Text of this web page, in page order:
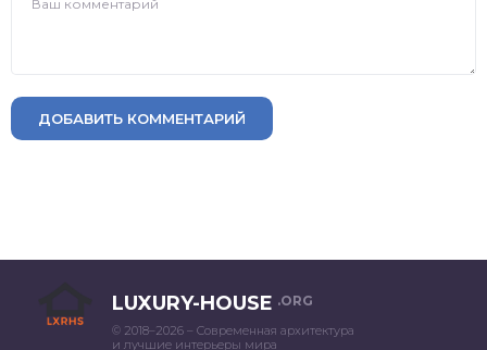
ДОБАВИТЬ КОММЕНТАРИЙ
LUXURY-HOUSE .ORG
© 2018–2026 – Современная архитектура
и лучшие интерьеры мира